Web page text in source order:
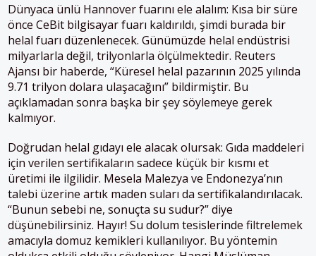
Dünyaca ünlü Hannover fuarını ele alalım: Kısa bir süre
önce CeBit bilgisayar fuarı kaldırıldı, şimdi burada bir
helal fuarı düzenlenecek. Günümüzde helal endüstrisi
milyarlarla değil, trilyonlarla ölçülmektedir. Reuters
Ajansı bir haberde, “Küresel helal pazarının 2025 yılında
9.71 trilyon dolara ulaşacağını” bildirmiştir. Bu
açıklamadan sonra başka bir şey söylemeye gerek
kalmıyor.
Doğrudan helal gıdayı ele alacak olursak: Gıda maddeleri
için verilen sertifikaların sadece küçük bir kısmı et
üretimi ile ilgilidir. Mesela Malezya ve Endonezya’nın
talebi üzerine artık maden suları da sertifikalandırılacak.
“Bunun sebebi ne, sonuçta su sudur?” diye
düşünebilirsiniz. Hayır! Su dolum tesislerinde filtrelemek
amacıyla domuz kemikleri kullanılıyor. Bu yöntemin